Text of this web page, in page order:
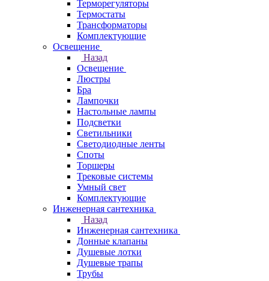
Терморегуляторы
Термостаты
Трансформаторы
Комплектующие
Освещение
Назад
Освещение
Люстры
Бра
Лампочки
Настольные лампы
Подсветки
Светильники
Светодиодные ленты
Споты
Торшеры
Трековые системы
Умный свет
Комплектующие
Инженерная сантехника
Назад
Инженерная сантехника
Донные клапаны
Душевые лотки
Душевые трапы
Трубы